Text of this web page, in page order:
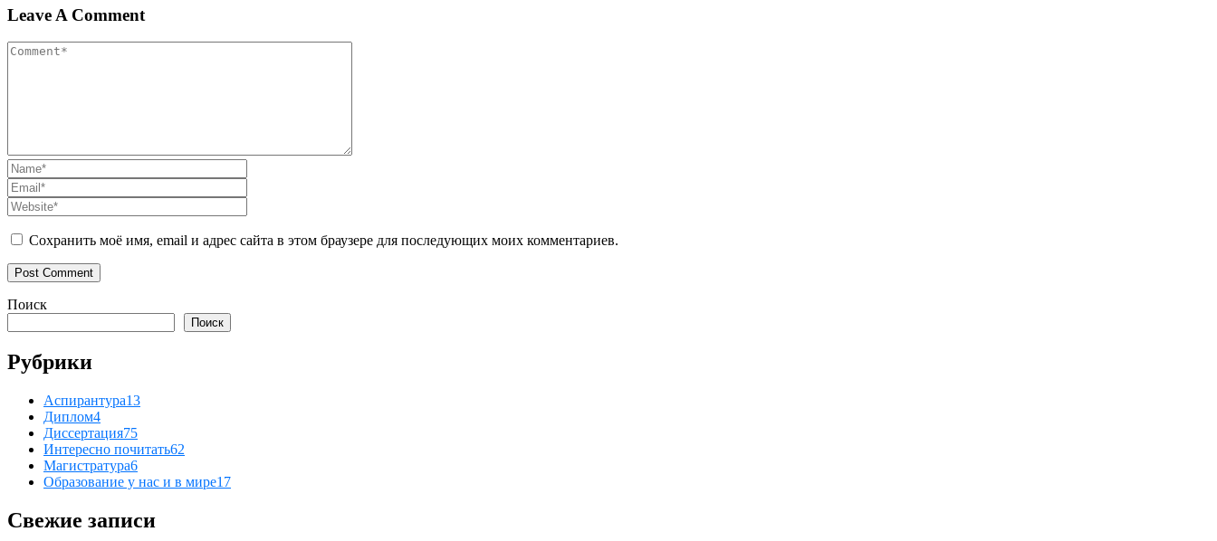
Leave A Comment
Сохранить моё имя, email и адрес сайта в этом браузере для последующих моих комментариев.
Поиск
Поиск
Рубрики
Аспирантура13
Диплом4
Диссертация75
Интересно почитать62
Магистратура6
Образование у нас и в мире17
Свежие записи